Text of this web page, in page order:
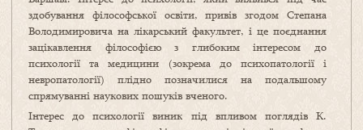
здобування філософської освіти, привів згодом Степана
Володимировича на лікарський факультет, і це поєднання
зацікавлення філософією з глибоким інтересом до
психології та медицини (зокрема до психопатології і
невропатології) плідно позначилися на подальшому
спрямуванні наукових пошуків вченого.
Інтерес до психології виник під впливом поглядів К.